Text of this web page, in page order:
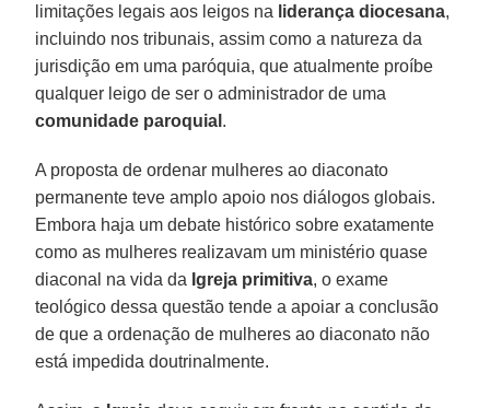
limitações legais aos leigos na liderança diocesana,
incluindo nos tribunais, assim como a natureza da
jurisdição em uma paróquia, que atualmente proíbe
qualquer leigo de ser o administrador de uma
comunidade paroquial .
A proposta de ordenar mulheres ao diaconato
permanente teve amplo apoio nos diálogos globais.
Embora haja um debate histórico sobre exatamente
como as mulheres realizavam um ministério quase
diaconal na vida da Igreja primitiva, o exame
teológico dessa questão tende a apoiar a conclusão
de que a ordenação de mulheres ao diaconato não
está impedida doutrinalmente.